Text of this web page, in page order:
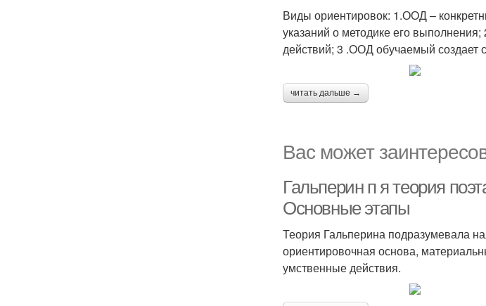
Виды ориентировок: 1.ООД –
указаний о методике его
действий; 3 .ООД обучаемый создает
читать дальше →
Вас может
Гальперин п я теория
Основные этапы
Теория Гальперина подразумевала
ориентировочная основа,
умственные действия.